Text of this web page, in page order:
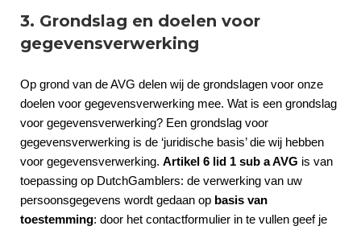
3. Grondslag en doelen voor
gegevensverwerking
Op grond van de AVG delen wij de grondslagen voor onze
doelen voor gegevensverwerking mee. Wat is een grondslag
voor gegevensverwerking? Een grondslag voor
gegevensverwerking is de ‘juridische basis’ die wij hebben
voor gegevensverwerking. Artikel 6 lid 1 sub a AVG is van
toepassing op DutchGamblers: de verwerking van uw
persoonsgegevens wordt gedaan op basis van
toestemming: door het contactformulier in te vullen geef je